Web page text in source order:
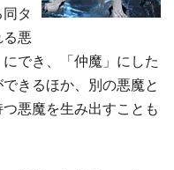
タ
悪
でき、「仲魔」にした
きるほか、別の悪魔と
悪魔を生み出すことも